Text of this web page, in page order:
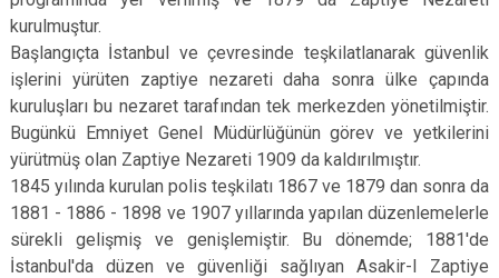
kurulmuştur.
Başlangıçta İstanbul ve çevresinde teşkilatlanarak güvenlik
işlerini yürüten zaptiye nezareti daha sonra ülke çapında
kuruluşları bu nezaret tarafından tek merkezden yönetilmiştir.
Bugünkü Emniyet Genel Müdürlüğünün görev ve yetkilerini
yürütmüş olan Zaptiye Nezareti 1909 da kaldırılmıştır.
1845 yılında kurulan polis teşkilatı 1867 ve 1879 dan sonra da
1881 - 1886 - 1898 ve 1907 yıllarında yapılan düzenlemelerle
sürekli gelişmiş ve genişlemiştir. Bu dönemde; 1881'de
İstanbul'da düzen ve güvenliği sağlıyan Asakir-I Zaptiye